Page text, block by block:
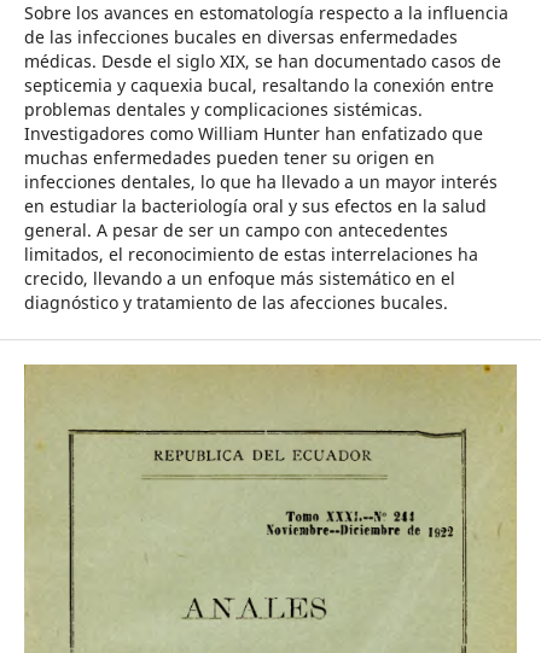
Sobre los avances en estomatología respecto a la influencia
de las infecciones bucales en diversas enfermedades
médicas. Desde el siglo XIX, se han documentado casos de
septicemia y caquexia bucal, resaltando la conexión entre
problemas dentales y complicaciones sistémicas.
Investigadores como William Hunter han enfatizado que
muchas enfermedades pueden tener su origen en
infecciones dentales, lo que ha llevado a un mayor interés
en estudiar la bacteriología oral y sus efectos en la salud
general. A pesar de ser un campo con antecedentes
limitados, el reconocimiento de estas interrelaciones ha
crecido, llevando a un enfoque más sistemático en el
diagnóstico y tratamiento de las afecciones bucales.